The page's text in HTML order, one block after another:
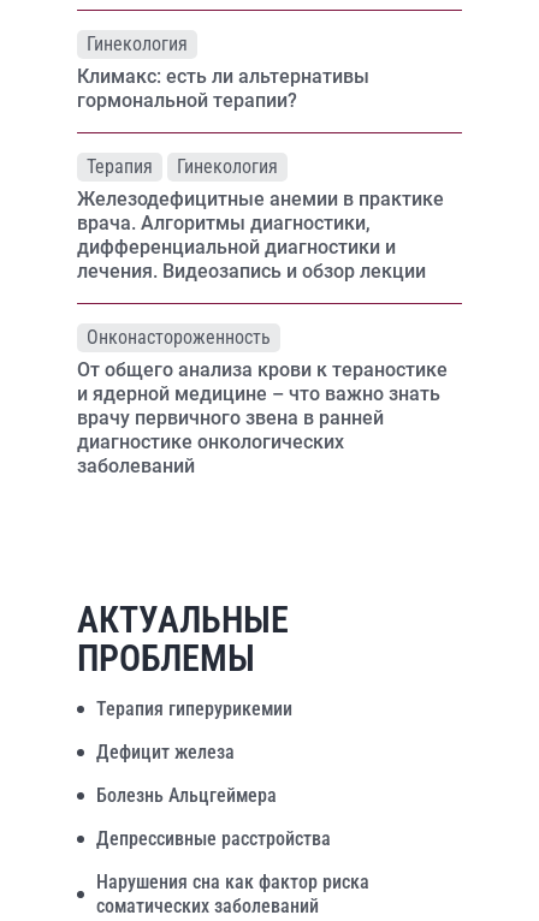
Гинекология
Климакс: есть ли альтернативы
гормональной терапии?
Терапия
Гинекология
Железодефицитные анемии в практике
врача. Алгоритмы диагностики,
дифференциальной диагностики и
лечения. Видеозапись и обзор лекции
Онконастороженность
От общего анализа крови к тераностике
и ядерной медицине – что важно знать
врачу первичного звена в ранней
диагностике онкологических
заболеваний
АКТУАЛЬНЫЕ
ПРОБЛЕМЫ
Терапия гиперурикемии
Дефицит железа
Болезнь Альцгеймера
Депрессивные расстройства
Нарушения сна как фактор риска
соматических заболеваний